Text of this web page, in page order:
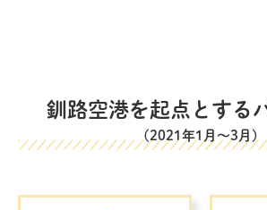
釧路空港を起点とする
(2021年1月～3月)